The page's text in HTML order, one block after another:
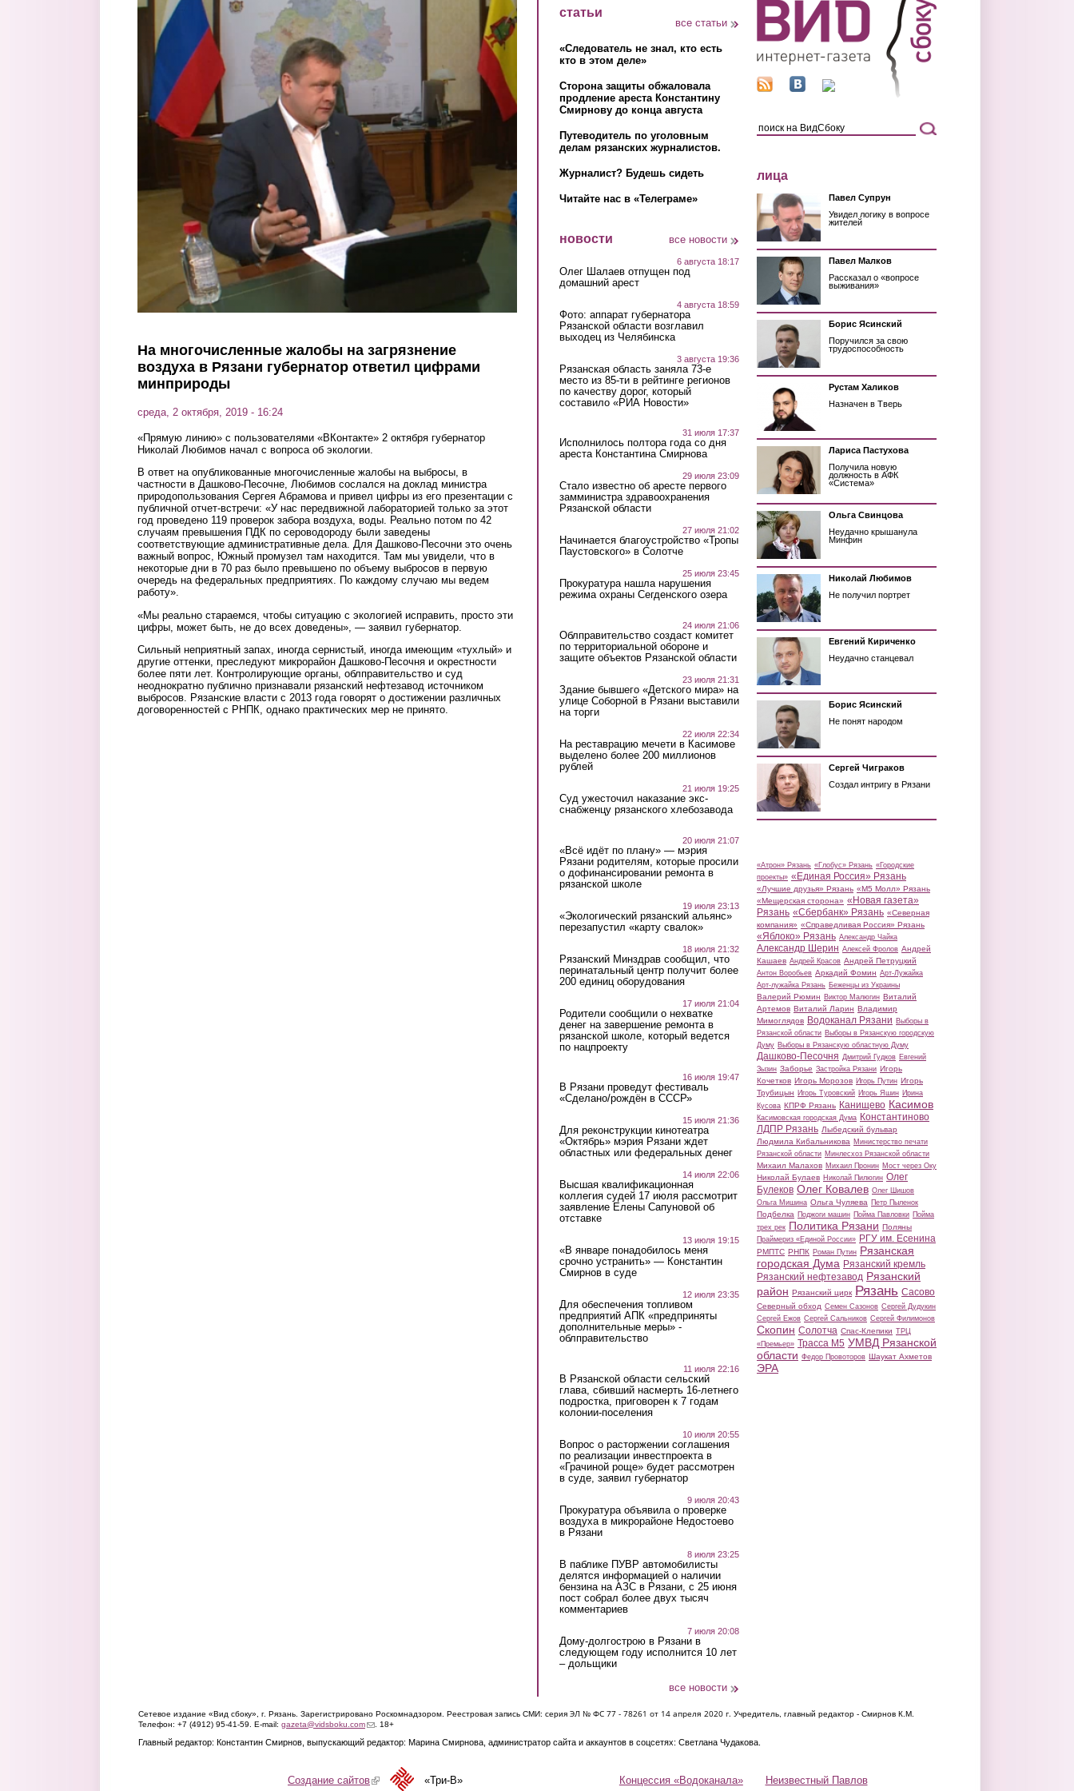
Перейти к основному содержанию
На многочисленные жалобы на загрязнение
воздуха в Рязани губернатор ответил цифрами
минприроды
среда, 2 октября, 2019 - 16:24
«Прямую линию» с пользователями «ВКонтакте» 2 октября губернатор
Николай Любимов начал с вопроса об экологии.
В ответ на опубликованные многочисленные жалобы на выбросы, в
частности в Дашково-Песочне, Любимов сослался на доклад министра
природопользования Сергея Абрамова и привел цифры из его презентации с
публичной отчет-встречи: «У нас передвижной лабораторией только за этот
год проведено 119 проверок забора воздуха, воды. Реально потом по 42
случаям превышения ПДК по сероводороду были заведены
соответствующие административные дела. Для Дашково-Песочни это очень
важный вопрос, Южный промузел там находится. Там мы увидели, что в
некоторые дни в 70 раз было превышено по объему выбросов в первую
очередь на федеральных предприятиях. По каждому случаю мы ведем
работу».
«Мы реально стараемся, чтобы ситуацию с экологией исправить, просто эти
цифры, может быть, не до всех доведены», — заявил губернатор.
Сильный неприятный запах, иногда сернистый, иногда имеющим «тухлый» и
другие оттенки, преследуют микрорайон Дашково-Песочня и окрестности
более пяти лет. Контролирующие органы, облправительство и суд
неоднократно публично признавали рязанский нефтезавод источником
выбросов. Рязанские власти с 2013 года говорят о достижении различных
договоренностей с РНПК, однако практических мер не принято.
статьи
все статьи
«Следователь не знал, кто есть
кто в этом деле»
Сторона защиты обжаловала
продление ареста Константину
Смирнову до конца августа
Путеводитель по уголовным
делам рязанских журналистов.
Журналист? Будешь сидеть
Читайте нас в «Телеграме»
новости все новости
6 августа 18:17
Олег Шалаев отпущен под
домашний арест
4 августа 18:59
Фото: аппарат губернатора
Рязанской области возглавил
выходец из Челябинска
3 августа 19:36
Рязанская область заняла 73-е
место из 85-ти в рейтинге регионов
по качеству дорог, который
составило «РИА Новости»
31 июля 17:37
Исполнилось полтора года со дня
ареста Константина Смирнова
29 июля 23:09
Стало известно об аресте первого
замминистра здравоохранения
Рязанской области
27 июля 21:02
Начинается благоустройство «Тропы
Паустовского» в Солотче
25 июля 23:45
Прокуратура нашла нарушения
режима охраны Сегденского озера
24 июля 21:06
Облправительство создаст комитет
по территориальной обороне и
защите объектов Рязанской области
23 июля 21:31
Здание бывшего «Детского мира» на
улице Соборной в Рязани выставили
на торги
22 июля 22:34
На реставрацию мечети в Касимове
выделено более 200 миллионов
рублей
21 июля 19:25
Суд ужесточил наказание экс-
снабженцу рязанского хлебозавода
20 июля 21:07
«Всё идёт по плану» — мэрия
Рязани родителям, которые просили
о дофинансировании ремонта в
рязанской школе
19 июля 23:13
«Экологический рязанский альянс»
перезапустил «карту свалок»
18 июля 21:32
Рязанский Минздрав сообщил, что
перинатальный центр получит более
200 единиц оборудования
17 июля 21:04
Родители сообщили о нехватке
денег на завершение ремонта в
рязанской школе, который ведется
по нацпроекту
16 июля 19:47
В Рязани проведут фестиваль
«Сделано/рождён в СССР»
15 июля 21:36
Для реконструкции кинотеатра
«Октябрь» мэрия Рязани ждет
областных или федеральных денег
14 июля 22:06
Высшая квалификационная
коллегия судей 17 июля рассмотрит
заявление Елены Сапуновой об
отставке
13 июля 19:15
«В январе понадобилось меня
срочно устранить» — Константин
Смирнов в суде
12 июля 23:35
Для обеспечения топливом
предприятий АПК «предприняты
дополнительные меры» -
облправительство
11 июля 22:16
В Рязанской области сельский
глава, сбивший насмерть 16-летнего
подростка, приговорен к 7 годам
колонии-поселения
10 июля 20:55
Вопрос о расторжении соглашения
по реализации инвестпроекта в
«Грачиной роще» будет рассмотрен
в суде, заявил губернатор
9 июля 20:43
Прокуратура объявила о проверке
воздуха в микрорайоне Недостоево
в Рязани
8 июля 23:25
В паблике ПУВР автомобилисты
делятся информацией о наличии
бензина на АЗС в Рязани, с 25 июня
пост собрал более двух тысяч
комментариев
7 июля 20:08
Дому-долгострою в Рязани в
следующем году исполнится 10 лет
– дольщики
все новости
лица
Павел Супрун
Увидел логику в вопросе
жителей
Павел Малков
Рассказал о «вопросе
выживания»
Борис Ясинский
Поручился за свою
трудоспособность
Рустам Халиков
Назначен в Тверь
Лариса Пастухова
Получила новую
должность в АФК
«Система»
Ольга Свинцова
Неудачно крышанула
Минфин
Николай Любимов
Не получил портрет
Евгений Кириченко
Неудачно станцевал
Борис Ясинский
Не понят народом
Сергей Чиграков
Создал интригу в Рязани
«Атрон» Рязань «Глобус» Рязань «Городские
проекты» «Единая Россия» Рязань
«Лучшие друзья» Рязань «М5 Молл» Рязань
«Мещерская сторона» «Новая газета»
Рязань «Сбербанк» Рязань «Северная
компания» «Справедливая Россия» Рязань
«Яблоко» Рязань Александр Чайка
Александр Шерин Алексей Фролов Андрей
Кашаев Андрей Красов Андрей Петруцкий
Антон Воробьев Аркадий Фомин Арт-Лужайка
Арт-лужайка Рязань Беженцы из Украины
Валерий Рюмин Виктор Малюгин Виталий
Артемов Виталий Ларин Владимир
Мимоглядов Водоканал Рязани Выборы в
Рязанской области Выборы в Рязанскую городскую
Думу Выборы в Рязанскую областную Думу
Дашково-Песочня Дмитрий Гудков Евгений
Зызин Заборье Застройка Рязани Игорь
Кочетков Игорь Морозов Игорь Путин Игорь
Трубицын Игорь Туровский Игорь Яшин Ирина
Кусова КПРФ Рязань Канищево Касимов
Касимовская городская Дума Константиново
ЛДПР Рязань Лыбедский бульвар
Людмила Кибальникова Министерство печати
Рязанской области Минлесхоз Рязанской области
Михаил Малахов Михаил Пронин Мост через Оку
Николай Булаев Николай Пилюгин Олег
Булеков Олег Ковалев Олег Шишов
Ольга Мишина Ольга Чуляева Петр Пыленок
Подбелка Поджоги машин Пойма Павловки Пойма
трех рек Политика Рязани Поляны
Праймериз «Единой России» РГУ им. Есенина
РМПТС РНПК Роман Путин Рязанская
городская Дума Рязанский кремль
Рязанский нефтезавод Рязанский
район Рязанский цирк Рязань Сасово
Северный обход Семен Сазонов Сергей Дудукин
Сергей Ежов Сергей Сальников Сергей Филимонов
Скопин Солотча Спас-Клепики ТРЦ
«Премьер» Трасса М5 УМВД Рязанской
области Федор Провоторов Шаукат Ахметов
ЭРА
Сетевое издание «Вид сбоку», г. Рязань. Зарегистрировано Роскомнадзором. Реестровая запись СМИ: серия ЭЛ № ФС 77 - 78261 от 14 апреля 2020 г. Учредитель, главный редактор - Смирнов К.М.
Телефон: +7 (4912) 95-41-59. E-mail: gazeta@vidsboku.com(link sends e-mail)
. 18+
Главный редактор: Константин Смирнов, выпускающий редактор: Марина Смирнова, администратор сайта и аккаунтов в соцсетях: Светлана Чудакова.
Концессия «Водоканала» Неизвестный Павлов
Создание сайтов(link is external)«Три-В»